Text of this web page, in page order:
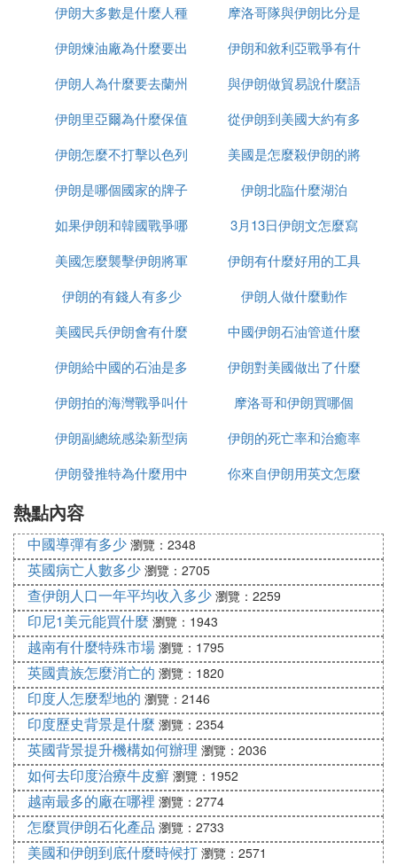
為使石油生產者與消費者的利益都得到保證，歐佩克
實行石油生產配額制。為防止石油價格飈升，歐佩克
可依據市場形勢增加其石油產量；為阻止石油價格下
滑，歐佩克則可依據市場形勢減少其石油產量。
政府間組織，對其成員國的石油政策進行協調、統
一。歐佩克旨在通過消除有害的、不必要的價格波
動，確保國際石油市場上石油價格的穩定，保證各成
員國在任何情況下都能獲得穩定的石油收入，並為石
歐佩克是哪年成立的？
歐佩克是1960年9月14日在伊拉克首都巴格達成立
的，創始成員國有5個，它們是：伊朗、伊拉克、科
威特、沙烏地阿拉伯和委內瑞拉。1962年11月6日，
歐佩克在聯合國秘書處備案，成為正式的國際組織。
具備何種資格才能成為歐佩克成員國？目前歐佩克都
有哪些成員國？
歐佩克組織條例規定：「在根本利益上與各成員國相
一致、確實可實現原油凈出口的任何國家，在為全權
成員國的三分之二多數接納，並為所有創始成員國一
致接納後，可成為本組織的全權成員國。」 該組織
條例進一步區分了3類成員國的范疇：創始成員國
———1960年9月出席在伊拉克首都巴格達舉行的歐
佩克第一次會議，並簽署成立歐佩克原始協議的國
家；全權成員國———包括創始成員國，以及加入歐
佩克的申請已為大會所接受的所有國家；准成員國
———雖未獲得全權成員國的資格，但在大會規定的
特殊情況下仍為大會所接納的國家。 目前，歐佩克
共有11個成員國（括弧內為加入歐佩克的時間），它
們是：阿爾及利亞（1969年）、印度尼西亞（1962
年）、伊朗（1960年）、伊拉克（1960 年）、科威
特（1960年）、利比亞（1962年）、奈及利亞（197
伊朗大多數是什麼人種
摩洛哥隊與伊朗比分是
多少
伊朗煉油廠為什麼要出
售
伊朗和敘利亞戰爭有什
麼區別
伊朗人為什麼要去蘭州
與伊朗做貿易說什麼語
種
伊朗里亞爾為什麼保值
從伊朗到美國大約有多
少千米
伊朗怎麼不打擊以色列
美國是怎麼殺伊朗的將
軍的
伊朗是哪個國家的牌子
伊朗北臨什麼湖泊
如果伊朗和韓國戰爭哪
個贏
3月13日伊朗文怎麼寫
美國怎麼襲擊伊朗將軍
的
伊朗有什麼好用的工具
伊朗的有錢人有多少
伊朗人做什麼動作
美國民兵伊朗會有什麼
反應
中國伊朗石油管道什麼
時候建完
伊朗給中國的石油是多
少一桶
伊朗對美國做出了什麼
反應
伊朗拍的海灣戰爭叫什
麼名字
摩洛哥和伊朗買哪個
伊朗副總統感染新型病
毒有多少
伊朗的死亡率和治癒率
為什麼都高
伊朗發推特為什麼用中
你來自伊朗用英文怎麼
熱點內容
中國導彈有多少 瀏覽：2348
英國病亡人數多少 瀏覽：2705
查伊朗人口一年平均收入多少 瀏覽：2259
印尼1美元能買什麼 瀏覽：1943
越南有什麼特殊市場 瀏覽：1795
英國貴族怎麼消亡的 瀏覽：1820
印度人怎麼犁地的 瀏覽：2146
印度歷史背景是什麼 瀏覽：2354
英國背景提升機構如何辦理 瀏覽：2036
如何去印度治療牛皮癬 瀏覽：1952
越南最多的廠在哪裡 瀏覽：2774
怎麼買伊朗石化產品 瀏覽：2733
美國和伊朗到底什麼時候打 瀏覽：2571